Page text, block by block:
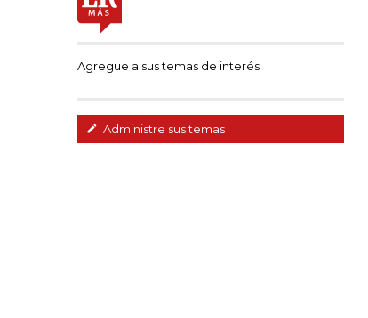
Agregue a sus temas de interés
Administre sus temas